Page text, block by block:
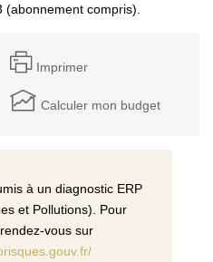
compris).
Imprimer
Calculer mon budget
à un diagnostic ERP
et Pollutions). Pour
vous sur